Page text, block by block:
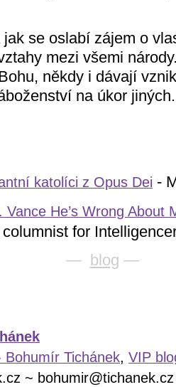
se oslabí zájem o
mezi všemi
někdy i dávají
na úkor jiných.
katolíci z Opus Dei -
He’s Wrong About
for
— blog —
Bohumír Tichánek, VIP
~ bohumir@tichanek.cz